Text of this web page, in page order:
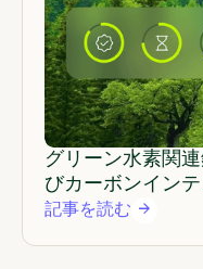
グリーン水素関
びカーボンイン
記事を読む